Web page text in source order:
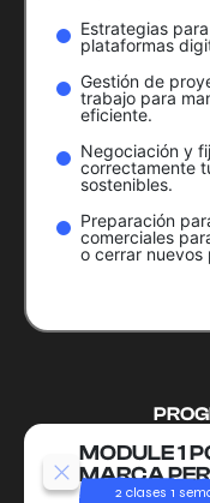
Estrategias
plataformas
Gestión de
trabajo para
eficiente.
Negociación y
correctamente
sostenibles.
Preparación
comerciales
o cerrar nuevos
MODULE 1
MARCA
2 clases 1